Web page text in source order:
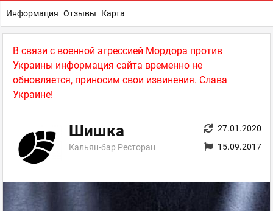
В связи с военной агрессией Мордора против
Украины информация сайта временно не
обновляется, приносим свои извинения. Слава
Украине!
Шишка
Кальян-бар Ресторан
27.01.2020
15.09.2017
Информация Отзывы Карта